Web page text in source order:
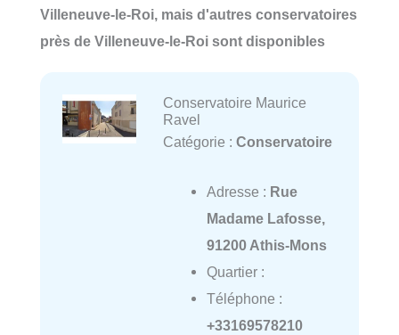
Villeneuve-le-Roi, mais d'autres conservatoires
près de Villeneuve-le-Roi sont disponibles
Conservatoire Maurice
Ravel
Catégorie : Conservatoire
Adresse : Rue
Madame Lafosse,
91200 Athis-Mons
Quartier :
Téléphone :
+33169578210